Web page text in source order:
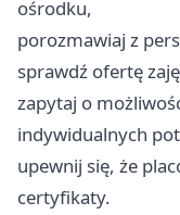
ośrodku,
porozmawiaj z
sprawdź ofertę
zapytaj o
indywidualnych
upewnij się, że
certyfikaty.